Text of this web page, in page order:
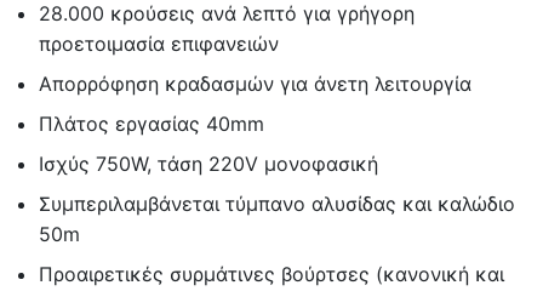
28.000 κρούσεις ανά λεπτό για γρήγορη
προετοιμασία επιφανειών
Απορρόφηση κραδασμών για άνετη λειτουργία
Πλάτος εργασίας 40mm
Ισχύς 750W, τάση 220V μονοφασική
Συμπεριλαμβάνεται τύμπανο αλυσίδας και καλώδιο
50m
Προαιρετικές συρμάτινες βούρτσες (κανονική και